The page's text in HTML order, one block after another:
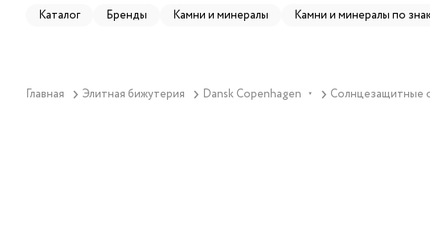
Каталог Бренды Камни и минералы Камни и минералы по
Главная Элитная бижутерия Dansk Copenhagen ▼ Солнцезащитные